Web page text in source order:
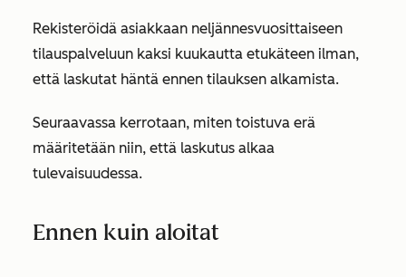
Rekisteröidä asiakkaan neljännesvuosittaiseen
tilauspalveluun kaksi kuukautta etukäteen ilman,
että laskutat häntä ennen tilauksen alkamista.
Seuraavassa kerrotaan, miten toistuva erä
määritetään niin, että laskutus alkaa
tulevaisuudessa.
Ennen kuin aloitat